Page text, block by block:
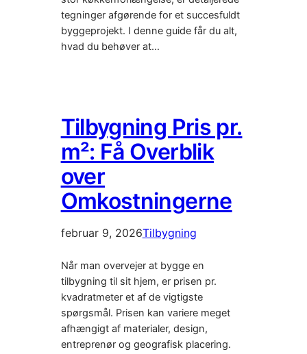
tegninger afgørende for et succesfuldt
byggeprojekt. I denne guide får du alt,
hvad du behøver at…
Tilbygning Pris pr.
m²: Få Overblik
over
Omkostningerne
februar 9, 2026Tilbygning
Når man overvejer at bygge en
tilbygning til sit hjem, er prisen pr.
kvadratmeter et af de vigtigste
spørgsmål. Prisen kan variere meget
afhængigt af materialer, design,
entreprenør og geografisk placering.